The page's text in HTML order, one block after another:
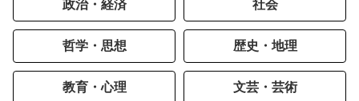
政治・経済 社会
哲学・思想 歴史・地理
教育・心理 文芸・芸術